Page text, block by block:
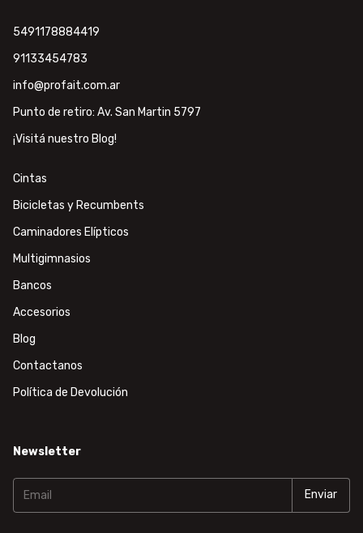
5491178884419
91133454783
info@profait.com.ar
Punto de retiro: Av. San Martin 5797
¡Visitá nuestro Blog!
Cintas
Bicicletas y Recumbents
Caminadores Elípticos
Multigimnasios
Bancos
Accesorios
Blog
Contactanos
Política de Devolución
Newsletter